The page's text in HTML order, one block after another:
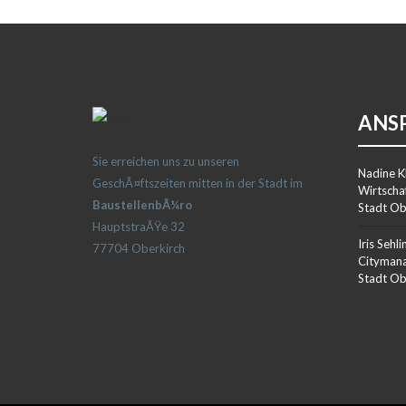
AtmosphÃ¤re schaffen: Die Bepflanzung
Sie erreichen uns zu unseren
GeschÃ¤ftszeiten mitten in der Stadt im
BaustellenbÃ¼ro
HauptstraÃŸe 32
77704 Oberkirch
Nadine
Stadt
Iris
Stadt